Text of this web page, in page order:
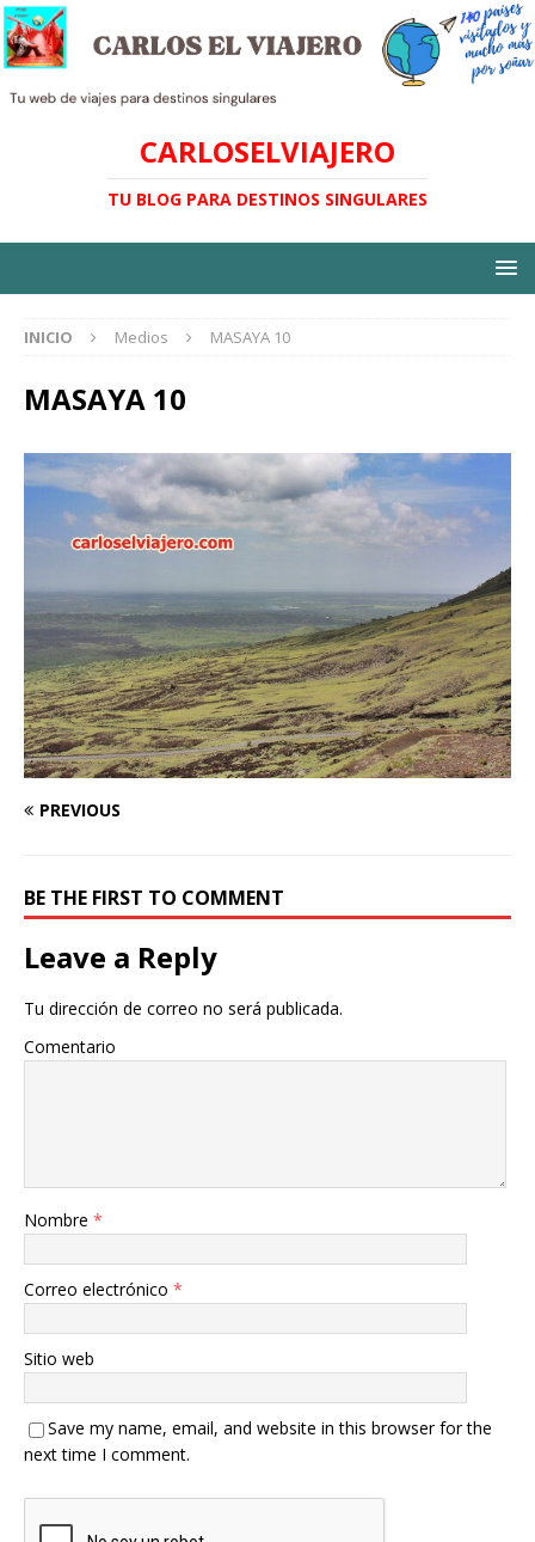
CARLOSELVIAJERO
TU BLOG PARA DESTINOS SINGULARES
INICIO Medios MASAYA 10
MASAYA 10
PREVIOUS
BE THE FIRST TO COMMENT
Leave a Reply
Tu dirección de correo no será publicada.
Comentario
Nombre *
Correo electrónico *
Sitio web
Save my name, email, and website in this browser for the
next time I comment.